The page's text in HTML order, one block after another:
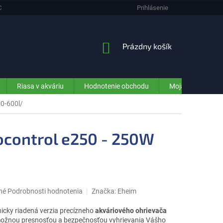
OSOBNÝCH ÚDAJOV (GDPR) - INFORMÁCIE PRE ZÁKAZNÍKOV E-
Prihlásenie
NÁKUPNÝ
Prázdny košík
Riasa v akváriu Hodnotenie obchodu Moja objednávka
600l/
e250 - 250W
Podrobnosti hodnotenia Značka: Eheim
riadená verzia precíznehoakváriovéhoohrievača
presnosťou a bezpečnosťou vyhrievania Vášho